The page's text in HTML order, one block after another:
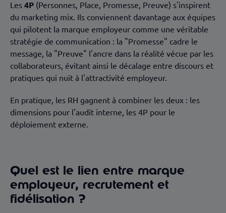
Les 4P (Personnes, Place, Promesse, Preuve) s'inspirent
du marketing mix. Ils conviennent davantage aux équipes
qui pilotent la marque employeur comme une véritable
stratégie de communication : la "Promesse" cadre le
message, la "Preuve" l'ancre dans la réalité vécue par les
collaborateurs, évitant ainsi le décalage entre discours et
pratiques qui nuit à l'attractivité employeur.
En pratique, les RH gagnent à combiner les deux : les
dimensions pour l'audit interne, les 4P pour le
déploiement externe.
Quel est le lien entre marque
employeur, recrutement et
fidélisation ?